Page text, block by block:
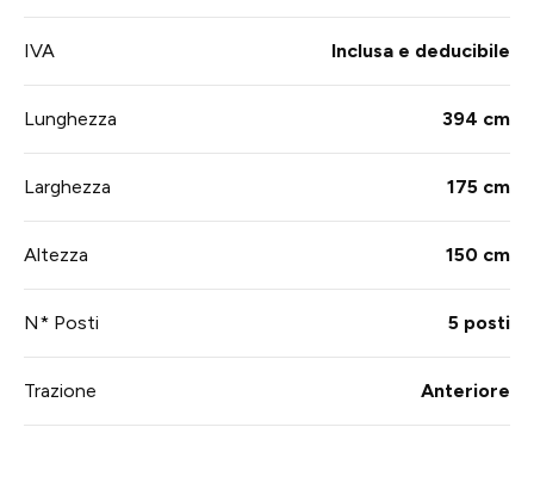
IVA Inclusa e deducibile
Lunghezza 394 cm
Larghezza 175 cm
Altezza 150 cm
N* Posti 5 posti
Trazione Anteriore